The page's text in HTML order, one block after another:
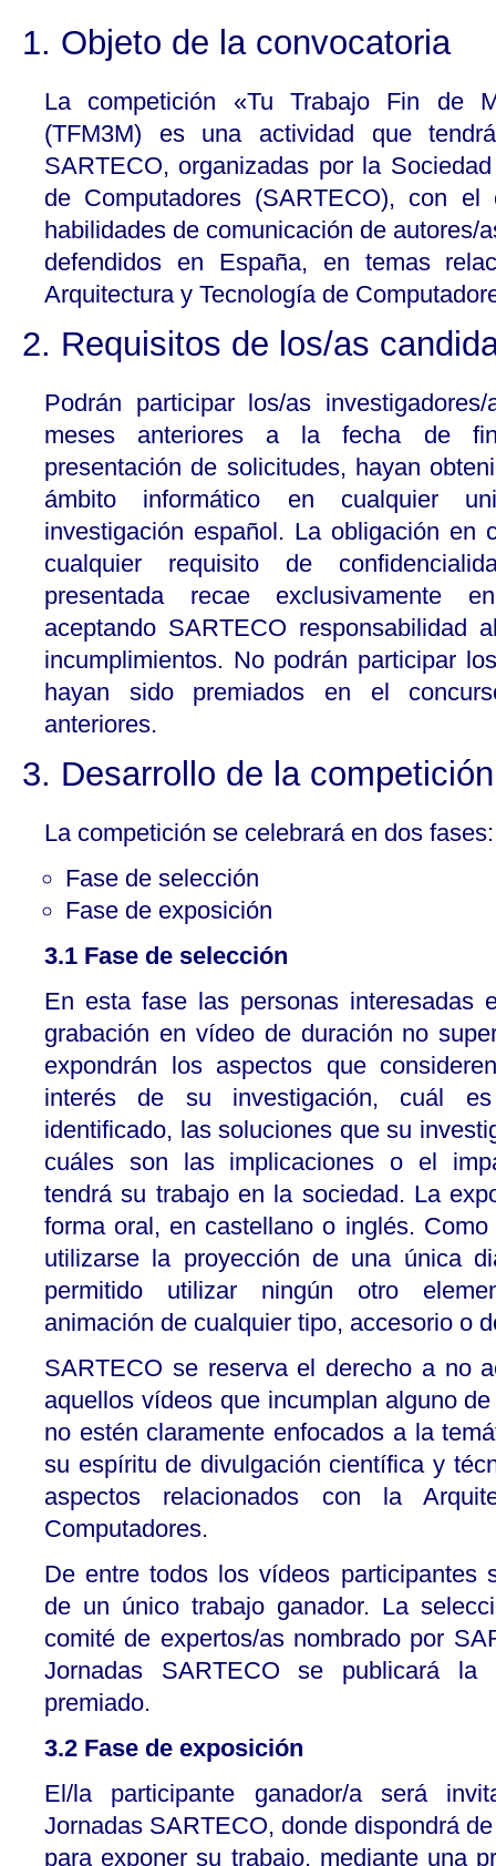
1. Objeto de la convocatoria
La competición «Tu Trabajo Fin de
(TFM3M) es una actividad que
SARTECO, organizadas por la
de Computadores (SARTECO), con
habilidades de comunicación de autores/
defendidos en España, en temas
Arquitectura y Tecnología de
2. Requisitos de los/as
Podrán participar los/as
meses anteriores a la fecha de
presentación de solicitudes, hayan
ámbito informático en cualquier
investigación español. La obligación en
cualquier requisito de
presentada recae exclusivamente
aceptando SARTECO responsabilidad
incumplimientos. No podrán participar
hayan sido premiados en el
anteriores.
3. Desarrollo de la competición
La competición se celebrará en dos fases:
Fase de selección
Fase de exposición
3.1 Fase de selección
En esta fase las personas interesadas
grabación en vídeo de duración no
expondrán los aspectos que
interés de su investigación, cuál
identificado, las soluciones que su
cuáles son las implicaciones o el
tendrá su trabajo en la sociedad. La
forma oral, en castellano o inglés.
utilizarse la proyección de una única
permitido utilizar ningún otro
animación de cualquier tipo, accesorio o
SARTECO se reserva el derecho a no
aquellos vídeos que incumplan alguno
no estén claramente enfocados a la
su espíritu de divulgación científica y
aspectos relacionados con la
Computadores.
De entre todos los vídeos participantes
de un único trabajo ganador. La
comité de expertos/as nombrado por
Jornadas SARTECO se publicará la
premiado.
3.2 Fase de exposición
El/la participante ganador/a será
Jornadas SARTECO, donde dispondrá
para exponer su trabajo, mediante una